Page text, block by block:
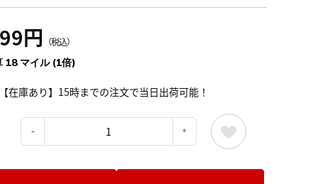
円 （税込）
18 マイル (1倍)
在庫あり】15時までの注文で当日出荷可能！